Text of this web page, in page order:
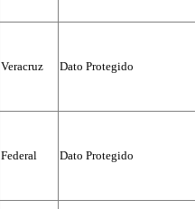
Veracruz Dato Protegido
Federal Dato Protegido